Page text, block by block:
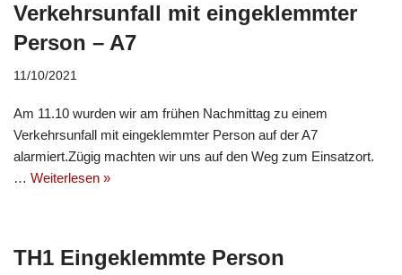
Verkehrsunfall mit eingeklemmter
Person – A7
11/10/2021
Am 11.10 wurden wir am frühen Nachmittag zu einem
Verkehrsunfall mit eingeklemmter Person auf der A7
alarmiert.Zügig machten wir uns auf den Weg zum Einsatzort.
… Weiterlesen »
TH1 Eingeklemmte Person